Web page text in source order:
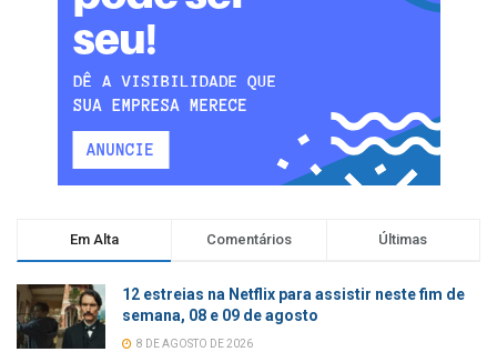
Em Alta Comentários Últimas
12 estreias na Netflix para assistir neste fim de
semana, 08 e 09 de agosto
8 DE AGOSTO DE 2026